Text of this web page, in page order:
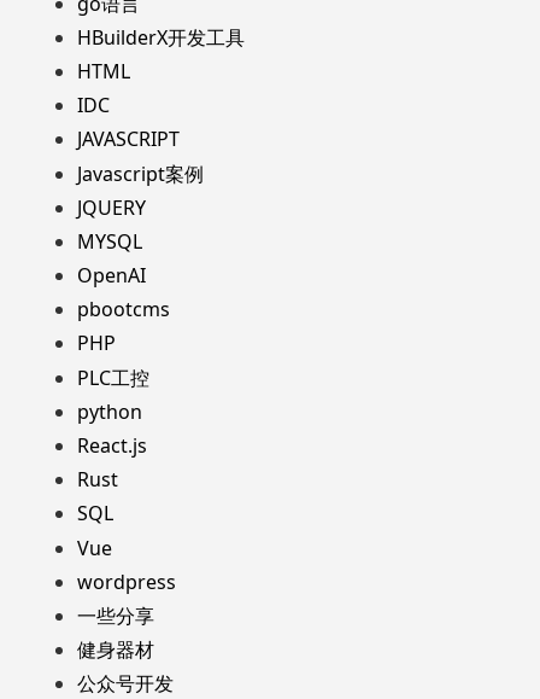
HBuilderX开发工具
HTML
IDC
JAVASCRIPT
Javascript案例
JQUERY
MYSQL
OpenAI
pbootcms
PHP
PLC工控
python
React.js
Rust
SQL
Vue
wordpress
一些分享
健身器材
公众号开发